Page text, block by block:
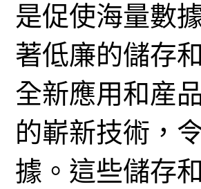
是促使海量數
著低廉的儲存
全新應用和産
的嶄新技術，
據。這些儲存